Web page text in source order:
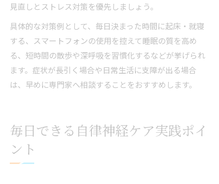
見直しとストレス対策を優先しましょう。
具体的な対策例として、毎日決まった時間に起床・就寝
する、スマートフォンの使用を控えて睡眠の質を高め
る、短時間の散歩や深呼吸を習慣化するなどが挙げられ
ます。症状が長引く場合や日常生活に支障が出る場合
は、早めに専門家へ相談することをおすすめします。
毎日できる自律神経ケア実践ポイ
ント